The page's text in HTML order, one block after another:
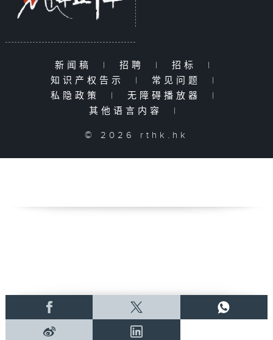
新闻稿 | 招聘 | 招标
|
知识产权告示
| 常见问题
|
私隐政策
| 无障碍播放器
|
其他语言内容
|
© 2026 rthk.hk